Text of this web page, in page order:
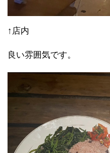
↑店内
良い雰囲気です。